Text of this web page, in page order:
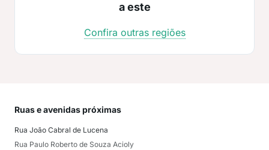
a este
Confira outras regiões
Ruas e avenidas próximas
Rua João Cabral de Lucena
Rua Paulo Roberto de Souza Acioly